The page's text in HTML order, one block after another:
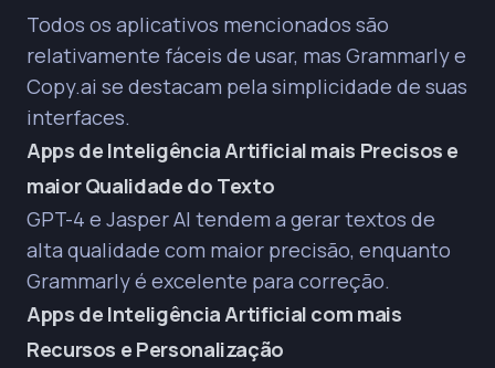
Todos os aplicativos mencionados são
relativamente fáceis de usar, mas Grammarly e
Copy.ai se destacam pela simplicidade de suas
interfaces.
Apps de Inteligência Artificial mais Precisos e
maior Qualidade do Texto
GPT-4 e Jasper AI tendem a gerar textos de
alta qualidade com maior precisão, enquanto
Grammarly é excelente para correção.
Apps de Inteligência Artificial com mais
Recursos e Personalização